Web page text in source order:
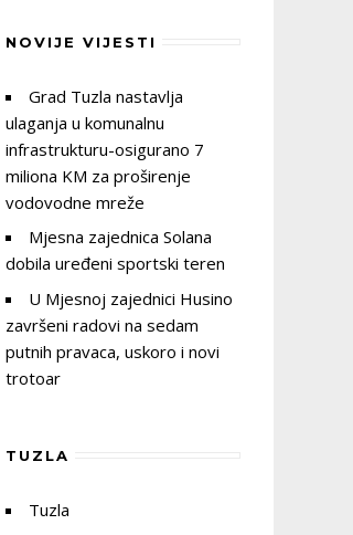
NOVIJE VIJESTI
Grad Tuzla nastavlja
ulaganja u komunalnu
infrastrukturu-osigurano 7
miliona KM za proširenje
vodovodne mreže
Mjesna zajednica Solana
dobila uređeni sportski teren
U Mjesnoj zajednici Husino
završeni radovi na sedam
putnih pravaca, uskoro i novi
trotoar
TUZLA
Tuzla